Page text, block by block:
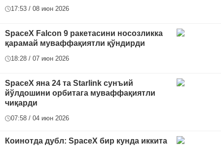
17:53 / 08 июн 2026
SpaceX Falcon 9 ракетасини носозликка
қарамай муваффақиятли қўндирди
18:28 / 07 июн 2026
SpaceX яна 24 та Starlink сунъий
йўлдошини орбитага муваффақиятли
чиқарди
07:58 / 04 июн 2026
Коинотда дубл: SpaceX бир кунда иккита